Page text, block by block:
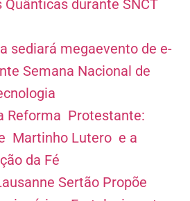
Quânticas durante SNCT
sediará megaevento de e-
Semana Nacional de
Reforma Protestante:
Martinho Lutero e a
da Fé
Sertão Propõe